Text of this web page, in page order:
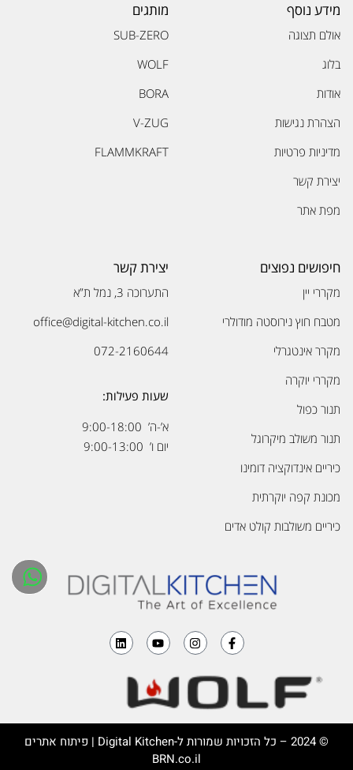
מידע נוסף
אולם תצוגה
בלוג
אודות
הצהרת נגישות
מדיניות פרטיות
יצירת קשר
מפת אתר
מותגים
SUB-ZERO
WOLF
BORA
V-ZUG
FLAMMKRAFT
חיפושים נפוצים
מקררי יין
מטבח חוץ נירוסטה מודולרי
מקרר אינטגרלי
מקררי יוקרה
תנור כפול
תנור משולב מיקרוגל
כיריים אינדוקציה דומינו
מכונת קפה יוקרתית
כיריים משולבות קולט אדים
יצירת קשר
התערוכה 3, נמל ת”א
office@digital-kitchen.co.il
072-2160644
שעות פעילות:
א’-ה’ 9:00-18:00
יום ו’ 9:00-13:00
© 2024 – כל הזכויות שמורות ל- Digital Kitchen | פיתוח אתרים
BRN.co.il